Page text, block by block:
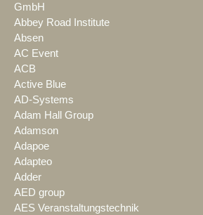
GmbH
Abbey Road Institute
Absen
AC Event
ACB
Active Blue
AD-Systems
Adam Hall Group
Adamson
Adapoe
Adapteo
Adder
AED group
AES Veranstaltungstechnik